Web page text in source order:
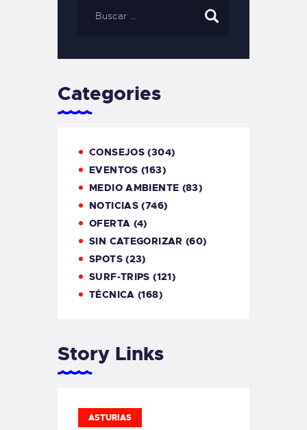
Categories
CONSEJOS (304)
EVENTOS (163)
MEDIO AMBIENTE (83)
NOTICIAS (746)
OFERTA (4)
SIN CATEGORIZAR (60)
SPOTS(23)
SURF-TRIPS (121)
TÉCNICA (168)
Story Links
ASTURIAS